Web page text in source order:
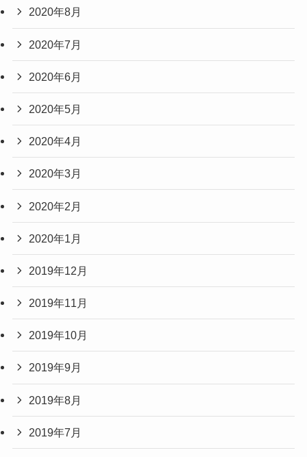
2020年8月
2020年7月
2020年6月
2020年5月
2020年4月
2020年3月
2020年2月
2020年1月
2019年12月
2019年11月
2019年10月
2019年9月
2019年8月
2019年7月